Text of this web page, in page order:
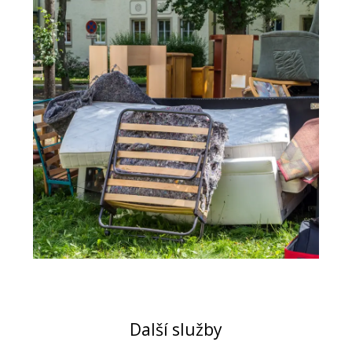
Další služby